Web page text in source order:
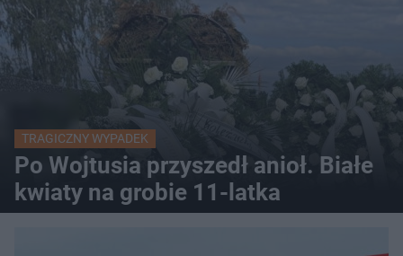
TRAGICZNY WYPADEK
Po Wojtusia przyszedł anioł. Białe
kwiaty na grobie 11-latka